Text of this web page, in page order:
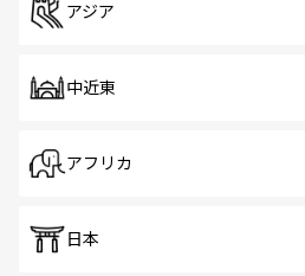
アジア
中近東
アフリカ
日本